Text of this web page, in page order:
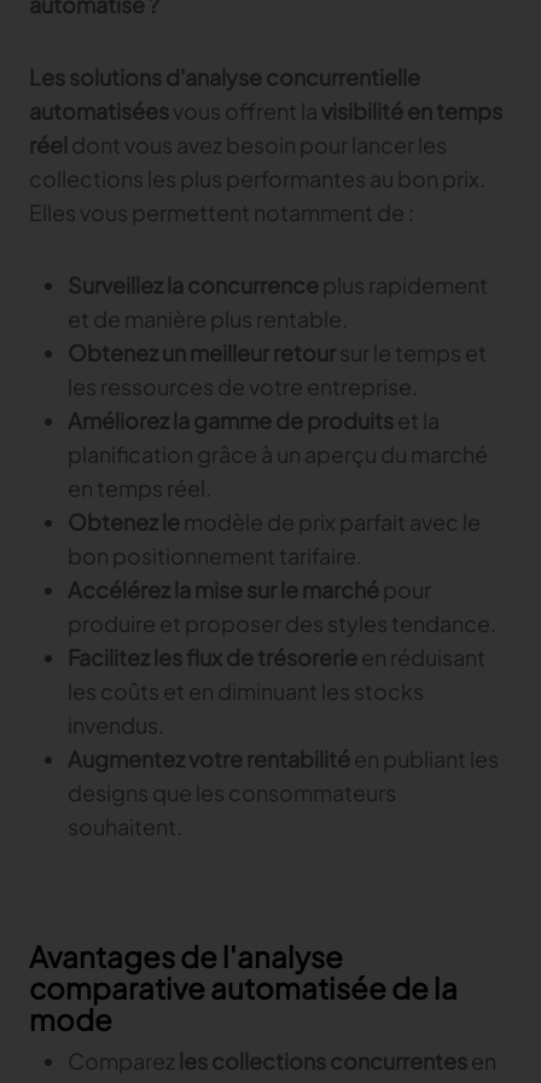
Relevez n’importe quel défi de découpe de tissu
Gerber Spreader for Fashion
Achieve exceptional quality and performance
Optimisez vos ventes sur les marketplaces
Retviews
Automatisez votre analyse concurrentielle
Launchmetrics
Supervisez l’ensemble de l’activité de votre
marque
TRACER
TextileGenesis
Accélérez la traçabilité dans votre entreprise de
Content Hub
Content Hub
Les solutions d'analyse concurrentielle
automatiséesvous offrent la visibilité en temps
réel dont vous avez besoin pour lancer les
collections les plus performantes au bon prix.
Elles vous permettent notamment de :
Surveillez la concurrence plus rapidement
et de manière plus rentable.
Obtenez un meilleur retour sur le temps et
les ressources de votre entreprise.
Améliorez la gamme de produitset la
planification grâce à un aperçu du marché
en temps réel.
Obtenez le modèle de prix parfait avec le
bon positionnement tarifaire.
Accélérez la mise sur le marché pour
produire et proposer des styles tendance.
Facilitez les flux de trésorerieen réduisant
les coûts et en diminuant les stocks
invendus.
Augmentez votre rentabilitéen publiant les
designs que les consommateurs
souhaitent.
Avantages de l'analyse
comparative automatisée de la
mode
Comparez les collections concurrentesen